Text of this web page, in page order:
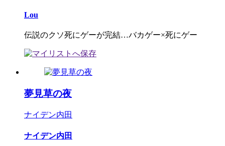
Lou
伝説のクソ死にゲーが完結…バカゲー×死にゲー
夢見草の夜
ナイデン内田
ナイデン内田